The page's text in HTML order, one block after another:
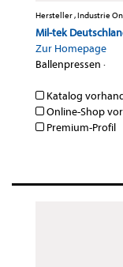
Hersteller , Industrie
Mil-tek
Zur Homepage
Ballenpressen ·
Katalog
Online-Shop
Premium-Profil